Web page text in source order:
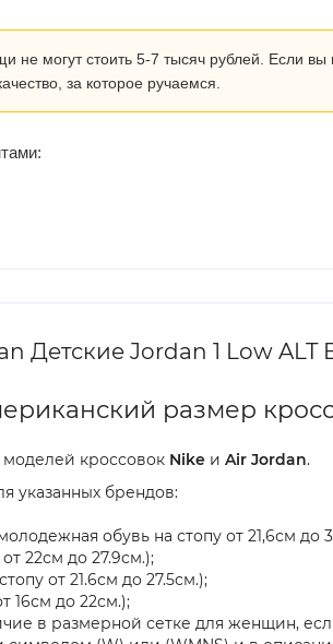
не могут стоить 5-7 тысяч рублей. Если вы
за которое ручаемся.
Детские Jordan 1 Low ALT
размер
кроссовок Nike и Air Jordan.
указанных брендов:
обувь на стопу от 21,6см до
22см до 27.9см.);
от 21.6см до 27.5см.);
16см до 22см.);
в размерной сетке для женщин,